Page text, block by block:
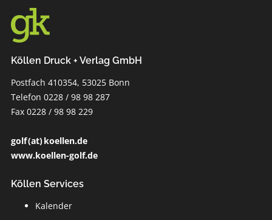
Köllen Druck + Verlag GmbH
Postfach 410354, 53025 Bonn
Telefon 0228 / 98 98 287
Fax 0228 / 98 98 229
golf (at) koellen.de
www.koellen-golf.de
Köllen Services
Kalender